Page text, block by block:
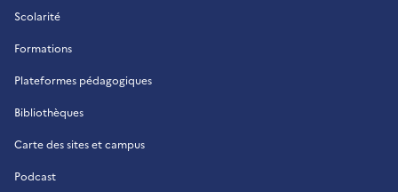
Scolarité
Formations
Plateformes pédagogiques
Bibliothèques
Carte des sites et campus
Podcast